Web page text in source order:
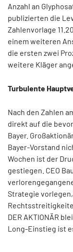
Anzahl an
publizierten die
Zahlenvorlage
einem weiteren
die ersten zwei
weitere Kläger
Turbulente
Nach den Zahlen
direkt auf die
Bayer.
Bayer-Vorstand
Wochen ist der
gestiegen. CEO
Strategie
DER AKTIONÄR
Long-Einstieg ist